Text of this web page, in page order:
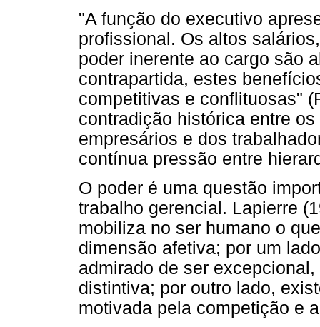
"A função do executivo
profissional. Os altos
poder inerente ao cargo são
contrapartida, estes
competitivas e conflituosas"
contradição histórica entre
empresários e dos
contínua pressão entre
O poder é uma questão
trabalho gerencial. Lapierre
mobiliza no ser humano o
dimensão afetiva; por um
admirado de ser
distintiva; por outro lado,
motivada pela competição e